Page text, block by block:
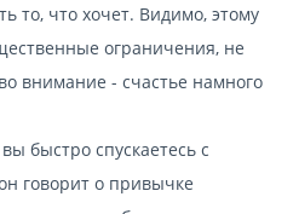
то, что хочет. Видимо, этому
ограничения, не
внимание - счастье намного
быстро спускаетесь с
говорит о привычке